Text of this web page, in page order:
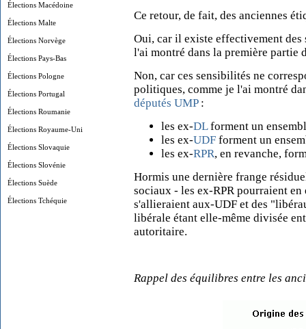
Élections Macédoine
Élections Malte
Élections Norvège
Élections Pays-Bas
Élections Pologne
Élections Portugal
Élections Roumanie
Élections Royaume-Uni
Élections Slovaquie
Élections Slovénie
Élections Suède
Élections Tchéquie
Ce retour, de fait, des anciennes
Oui, car il existe effectivement
l'ai montré dans la première partie
Non, car ces sensibilités ne
politiques, comme je l'ai montré
députés UMP:
les ex-DLforment un
les ex-UDF forment un
les ex-RPR, en revanche,
Hormis une dernière frange
sociaux - les ex-RPR pourraient
s'allieraient aux-UDF et des
libérale étant elle-même divisée
autoritaire.
Rappel des équilibres entre les